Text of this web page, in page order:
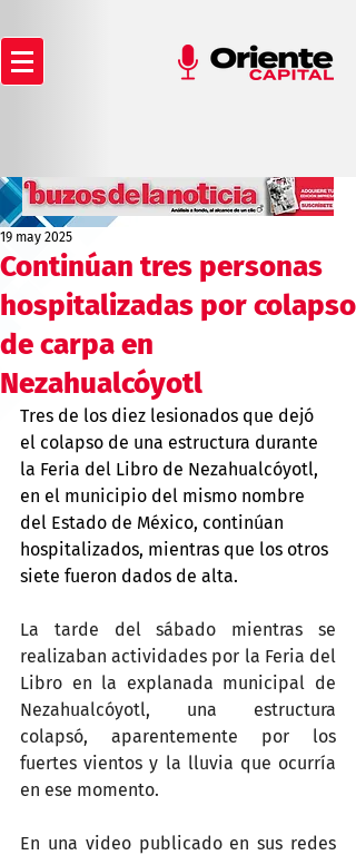
Continúan tres personas
hospitalizadas por colapso
de carpa en
Nezahualcóyotl
19 may 2025
Tres de los diez lesionados que dejó
el colapso de una estructura durante
la Feria del Libro de Nezahualcóyotl,
en el municipio del mismo nombre
del Estado de México, continúan
hospitalizados, mientras que los otros
siete fueron dados de alta.
La tarde del sábado mientras se
realizaban actividades por la Feria del
Libro en la explanada municipal de
Nezahualcóyotl, una estructura
colapsó, aparentemente por los
fuertes vientos y la lluvia que ocurría
en ese momento.
En una video publicado en sus redes